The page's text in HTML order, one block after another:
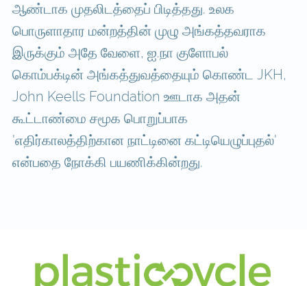
ஆண்டாக முதலிடத்தைப் பிடித்தது. உலக
பொருளாதார மன்றத்தின் முழு அங்கத்தவராக
இருக்கும் அதே வேளை, ஐ.நா குளோபல்
கொம்பக்டின் அங்கத்துவத்தையும் கொண்ட JKH,
John Keells Foundation ஊடாக அதன்
கூட்டாண்மை சமூக பொறுப்பாக
'எதிர்காலத்திற்கான நாட்டினை கட்டியெழுப்புதல்'
என்பதை நோக்கி பயணிக்கின்றது.